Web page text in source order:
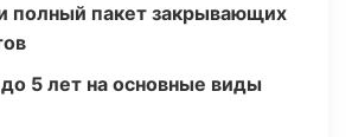
полный пакет закрывающих
до 5 лет на основные виды